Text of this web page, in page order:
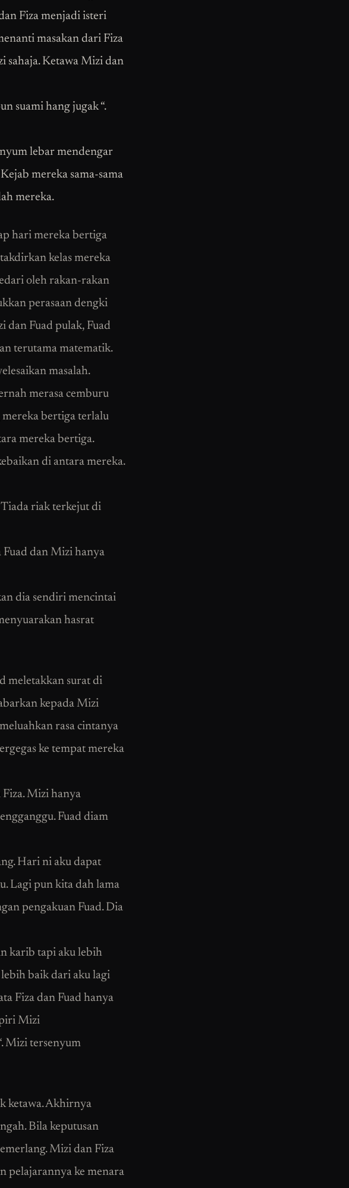
Fiza menjadi isteri
masakan dari Fiza
sahaja. Ketawa Mizi dan
suami hang jugak “.
lebar mendengar
mereka sama-sama
mereka.
hari mereka bertiga
kelas mereka
oleh rakan-rakan
perasaan dengki
dan Fuad pulak, Fuad
terutama matematik.
masalah.
merasa cemburu
mereka bertiga terlalu
mereka bertiga.
di antara mereka.
Tiada riak terkejut di
Fuad dan Mizi hanya
dia sendiri mencintai
hasrat
meletakkan surat di
kepada Mizi
rasa cintanya
ke tempat mereka
Fiza. Mizi hanya
Fuad diam
Hari ni aku dapat
Lagi pun kita dah lama
pengakuan Fuad. Dia
karib tapi aku lebih
baik dari aku lagi
Fiza dan Fuad hanya
Mizi
Mizi tersenyum
ketawa. Akhirnya
Bila keputusan
Mizi dan Fiza
pelajarannya ke menara